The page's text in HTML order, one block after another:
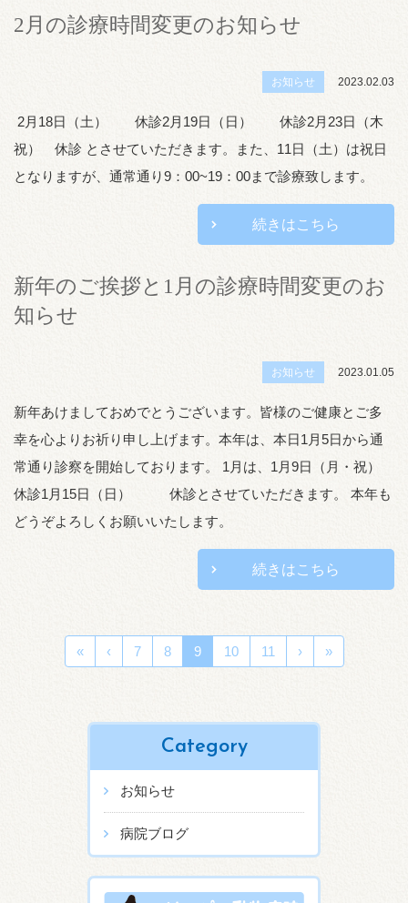
2月の診療時間変更のお知らせ
お知らせ 2023.02.03
2月18日（土） 休診2月19日（日） 休診2月23日（木
祝） 休診 とさせていただきます。また、11日（土）は祝日
となりますが、通常通り9：00~19：00まで診療致します。
続きはこちら
新年のご挨拶と1月の診療時間変更のお
知らせ
お知らせ 2023.01.05
新年あけましておめでとうございます。皆様のご健康とご多
幸を心よりお祈り申し上げます。本年は、本日1月5日から通
常通り診察を開始しております。 1月は、1月9日（月・祝）
休診1月15日（日） 休診とさせていただきます。 本年も
どうぞよろしくお願いいたします。
続きはこちら
« ‹ 7 8 9 10 11 › »
Category
お知らせ
病院ブログ